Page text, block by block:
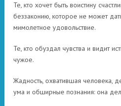
Те, кто хочет быть воистину
беззаконию, которое не может
мимолетное удовольствие.
Те, кто обуздал чувства и видит
чужое.
Жадность, охватившая человека,
ума и обширные познания: она